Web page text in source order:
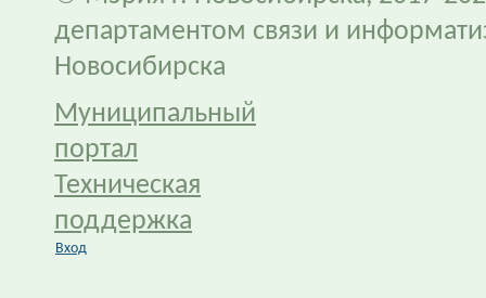
департаментом связи и
Новосибирска
Муниципальный
портал
Техническая
поддержка
Вход